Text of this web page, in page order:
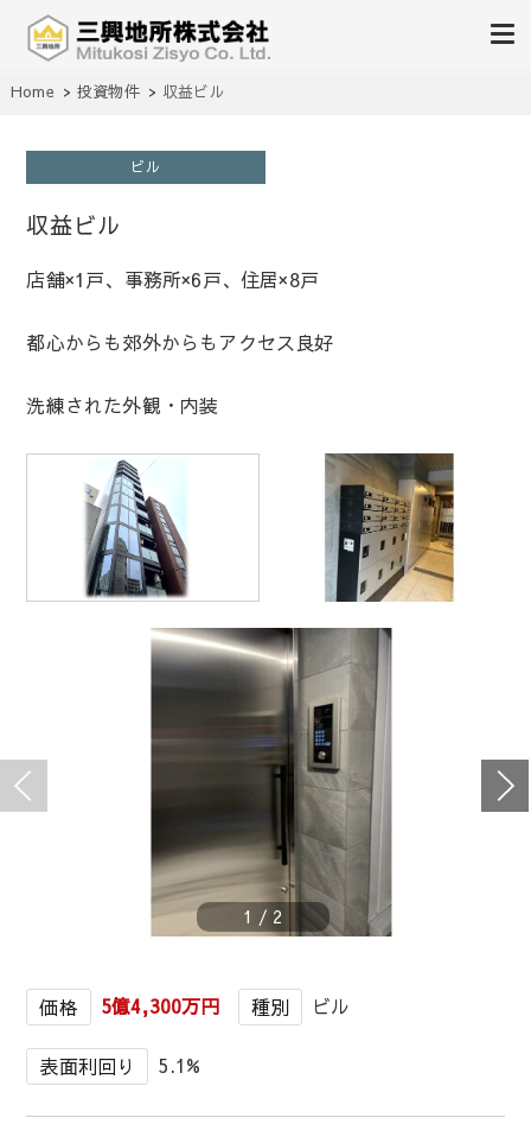
三興地所株式会社
不動産の売買、賃貸、仲介、管理
Home 投資物件 収益ビル
ビル
収益ビル
店舗×1戸、事務所×6戸、住居×8戸
都心からも郊外からもアクセス良好
洗練された外観・内装
1 / 2
価格 5億4,300万円 種別 ビル
表面利回り 5.1%